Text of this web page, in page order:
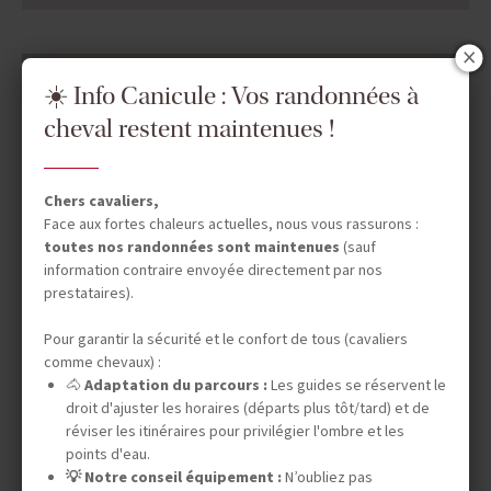
INFOS PRATIQUES
TOURISME RESPONSABLE
LE SAVIEZ-VOUS ?
☀️ Info Canicule : Vos randonnées à
cheval restent maintenues !
Chers cavaliers,
Face aux fortes chaleurs actuelles, nous vous rassurons :
toutes nos randonnées sont maintenues (sauf
information contraire envoyée directement par nos
prestataires).
Pour garantir la sécurité et le confort de tous (cavaliers
comme chevaux) :
🐴 Adaptation du parcours :Les guides se réservent le
droit d'ajuster les horaires (départs plus tôt/tard) et de
réviser les itinéraires pour privilégier l'ombre et les
points d'eau.
💡 Notre conseil équipement :N’oubliez pas